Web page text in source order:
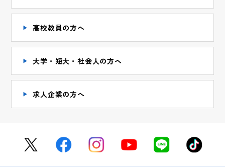
高校教員の方へ
大学・短大・社会人の方ヘ
求人企業の方へ